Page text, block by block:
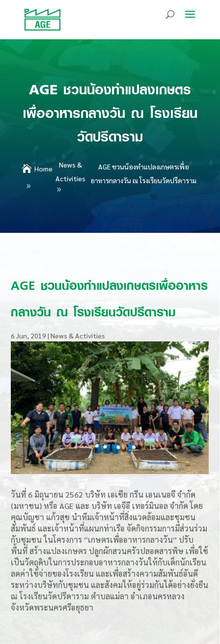
AGE ชวนน้องทำแปลงเกษตร
เพื่ออาหารกลางวัน ณ โรงเรียน
วัดปรีดาราม
 Home
News &
Activities
AGE ชวนน้องทำแปลงเกษตรเพื่อ
อาหารกลางวัน ณ โรงเรียนวัดปรีดาราม
AGE ชวนน้องทำแปลงเกษตรเพื่ออาหาร
กลางวัน ณ โรงเรียนวัดปรีดาราม
6 Jun, 2019 |News & Activities
วันที่ 6 มิถุนายน 2562 บริษัท เอเชีย กรีน เอนเนอจี จำกัด
(มหาชน) หรือ AGE และ บริษัท เอจีอี เทอร์มินอล จำกัด โดย
คุณบัญชา แก้วสุข นำทีมเจ้าหน้าที่สิ่งแวดล้อมและชุมชน
สัมพันธ์ และเจ้าหน้าที่แผนกท่าเรือ จัดกิจกรรมการมีส่วนร่วม
กับชุมชน ในโครงการ “เกษตรเพื่ออาหารกลางวัน” ปรับ
พื้นที่ สร้างแปลงเกษตร ปลูกผักสวนครัวปลอดสารพิษ เพื่อใช้
เป็นวัตถุดิบในการประกอบอาหารกลางวันให้กับเด็กนักเรียน
ลดค่าใช้จ่ายของโรงเรียน และเพื่อสร้างความสัมพันธ์อันดี
ระหว่างบริษัทกับชุมชน และสังคมให้อยู่ร่วมกันได้อย่างยั่งยืน
ณ โรงเรียนวัดปรีดาราม ตำบลแม่ลา อำเภอนครหลวง
จังหวัดพระนครศรีอยุธยา